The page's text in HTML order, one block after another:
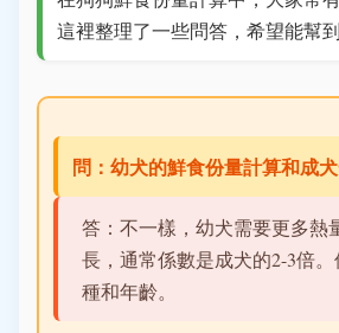
這裡整理了一些問答，希望能幫到
問：幼犬的鮮食份量計算和成
答：不一樣，幼犬需要更多熱
長，通常係數是成犬的2-3倍
種和年齡。